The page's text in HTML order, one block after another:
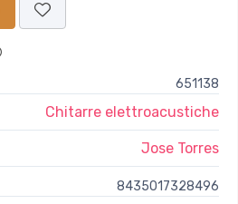
651138
Chitarre elettroacustiche
Jose Torres
8435017328496